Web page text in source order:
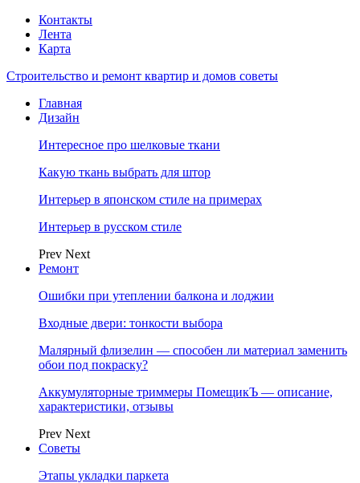
Контакты
Лента
Карта
Строительство и ремонт квартир и домов советы
Главная
Дизайн
Интересное про шелковые ткани
Какую ткань выбрать для штор
Интерьер в японском стиле на примерах
Интерьер в русском стиле
Prev Next
Ремонт
Ошибки при утеплении балкона и лоджии
Входные двери: тонкости выбора
Малярный флизелин — способен ли материал заменить
обои под покраску?
Аккумуляторные триммеры ПомещикЪ — описание,
характеристики, отзывы
Prev Next
Советы
Этапы укладки паркета